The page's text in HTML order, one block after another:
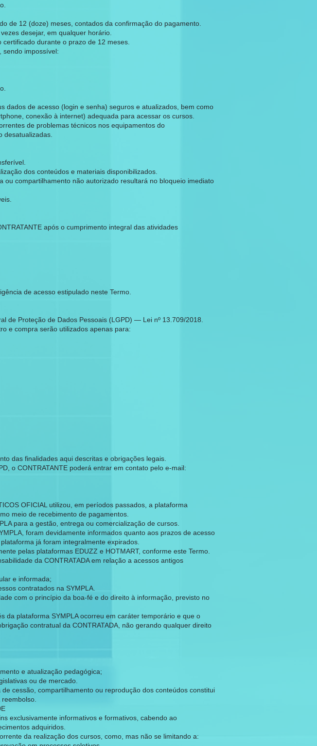
de 12 (doze) meses, contados da confirmação do pagamento.
desejar, em qualquer horário.
durante o prazo de 12 meses.
sendo impossível:
dados de acesso (login e senha) seguros e atualizados, bem como
conexão à internet) adequada para acessar os cursos.
de problemas técnicos nos equipamentos do
desatualizadas.
dos conteúdos e materiais disponibilizados.
compartilhamento não autorizado resultará no bloqueio imediato
após o cumprimento integral das atividades
de acesso estipulado neste Termo.
de Proteção de Dados Pessoais (LGPD) — Lei nº 13.709/2018.
e compra serão utilizados apenas para:
das finalidades aqui descritas e obrigações legais.
o CONTRATANTE poderá entrar em contato pelo e-mail:
OFICIAL utilizou, em períodos passados, a plataforma
meio de recebimento de pagamentos.
para a gestão, entrega ou comercialização de cursos.
foram devidamente informados quanto aos prazos de acesso
já foram integralmente expirados.
pelas plataformas EDUZZ e HOTMART, conforme este Termo.
da CONTRATADA em relação a acessos antigos
e informada;
contratados na SYMPLA.
com o princípio da boa-fé e do direito à informação, previsto no
da plataforma SYMPLA ocorreu em caráter temporário e que o
contratual da CONTRATADA, não gerando qualquer direito
e atualização pedagógica;
ou de mercado.
cessão, compartilhamento ou reprodução dos conteúdos constitui
exclusivamente informativos e formativos, cabendo ao
adquiridos.
da realização dos cursos, como, mas não se limitando a: